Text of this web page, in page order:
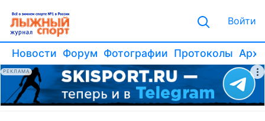
Войти
Новости Форум Фотографии Протоколы
РЕКЛАМА